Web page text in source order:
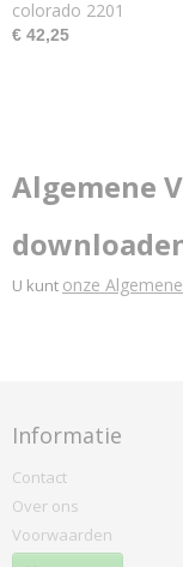
colorado 2201
€ 42,25
Algemene
U kunt onze
Informatie
Contact
Over ons
Voorwaarden